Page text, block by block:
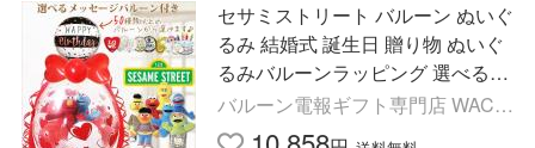
セサミストリート バルーン ぬいぐ
るみ 結婚式 誕生日 贈り物 ぬいぐ
るみバルーンラッピング 選べる9
インチバルーン＆セサミビーンバ
ッグ２体入り＜赤ハート＞
バルーン電報ギフト専門店 WAC-
UP